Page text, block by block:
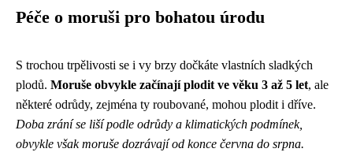
Péče o moruši pro bohatou úrodu
S trochou trpělivosti se i vy brzy dočkáte vlastních sladkých
plodů. Moruše obvykle začínají plodit ve věku 3 až 5 let, ale
některé odrůdy, zejména ty roubované, mohou plodit i dříve.
Doba zrání se liší podle odrůdy a klimatických podmínek,
obvykle však moruše dozrávají od konce června do srpna.